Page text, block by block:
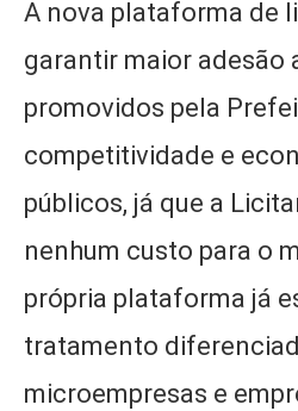
A nova plataforma de
garantir maior adesão
promovidos pela
competitividade e
públicos, já que a
nenhum custo para o
própria plataforma já
tratamento
microempresas e